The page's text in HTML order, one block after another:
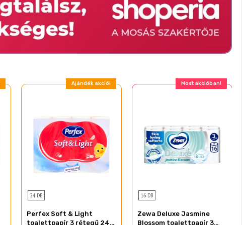
Ajándék akció!
24 DB
Perfex Soft & Light
toalettpapír 3 rétegű 24
Most akcióban!
16 DB
Zewa Deluxe Jasmine
Blossom toalettpapír 3